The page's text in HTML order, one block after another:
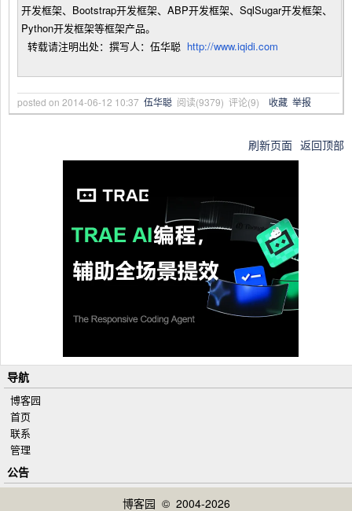
开发框架、Bootstrap开发框架、ABP开发框架、SqlSugar开发框架、
Python开发框架等框架产品。
转载请注明出处：撰写人：伍华聪 http://www.iqidi.com
posted on 2014-06-12 10:37 伍华聪 阅读(9379) 评论(9) 收藏 举报
刷新页面 返回顶部
导航
博客园
首页
联系
管理
公告
博客园 © 2004-2026